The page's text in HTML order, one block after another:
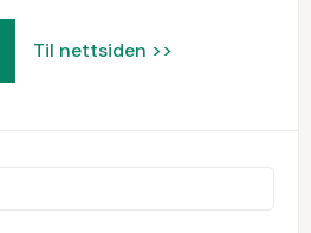
Til nettsiden >>